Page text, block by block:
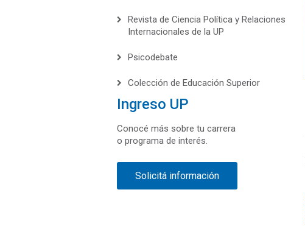
Revista de Ciencia Política y Relaciones
Internacionales de la UP
Psicodebate
Colección de Educación Superior
Ingreso UP
Conocé más sobre tu carrera
o programa de interés.
Solicitá información